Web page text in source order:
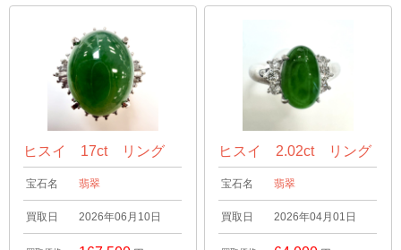
ヒスイ 17ct リング
宝石名 翡翠
買取日 2026年06月10日
ヒスイ 2.02ct リング
宝石名 翡翠
買取日 2026年04月01日